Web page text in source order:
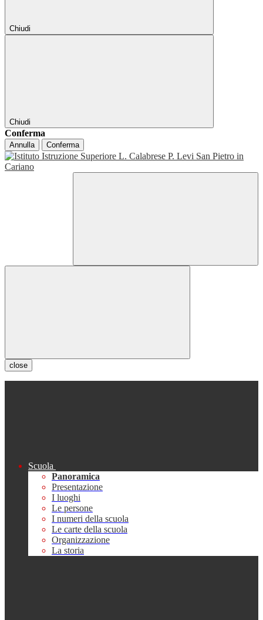
Chiudi
Chiudi
Conferma
Annulla Conferma
close
Scuola
Panoramica
Presentazione
I luoghi
Le persone
I numeri della scuola
Le carte della scuola
Organizzazione
La storia